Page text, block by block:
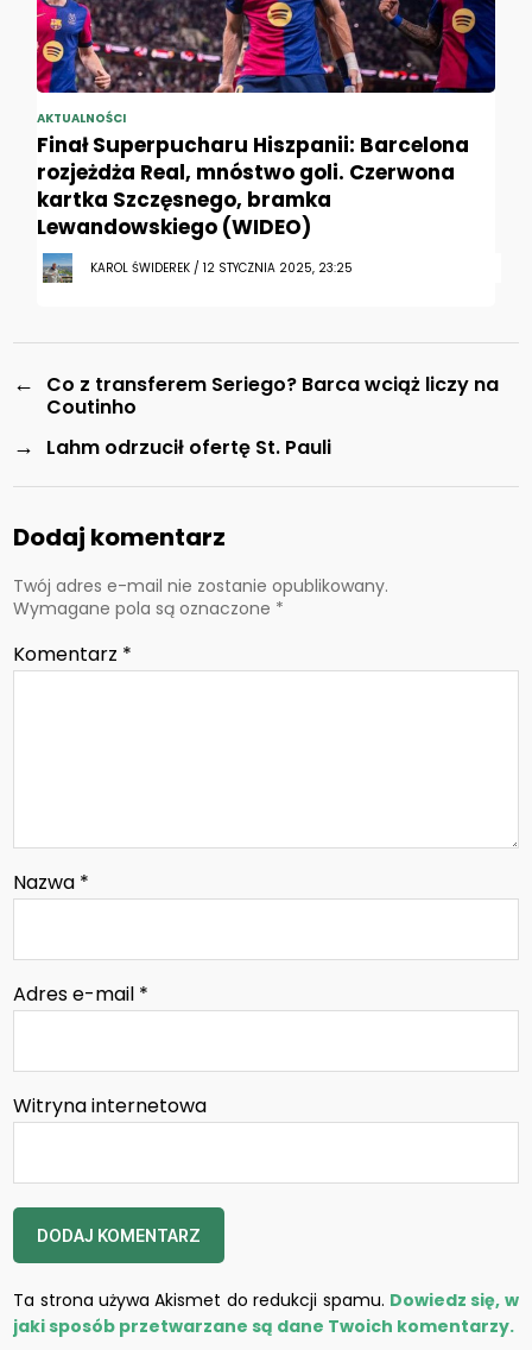
AKTUALNOŚCI
Finał Superpucharu Hiszpanii: Barcelona
rozjeżdża Real, mnóstwo goli. Czerwona
kartka Szczęsnego, bramka
Lewandowskiego (WIDEO)
KAROL ŚWIDEREK / 12 STYCZNIA 2025, 23:25
←
Co z transferem Seriego? Barca wciąż liczy na
Coutinho
→ Lahm odrzucił ofertę St. Pauli
Dodaj komentarz
Twój adres e-mail nie zostanie opublikowany.
Wymagane pola są oznaczone *
Komentarz *
Nazwa *
Adres e-mail *
Witryna internetowa
Ta strona używa Akismet do redukcji spamu. Dowiedz się, w
jaki sposób przetwarzane są dane Twoich komentarzy.